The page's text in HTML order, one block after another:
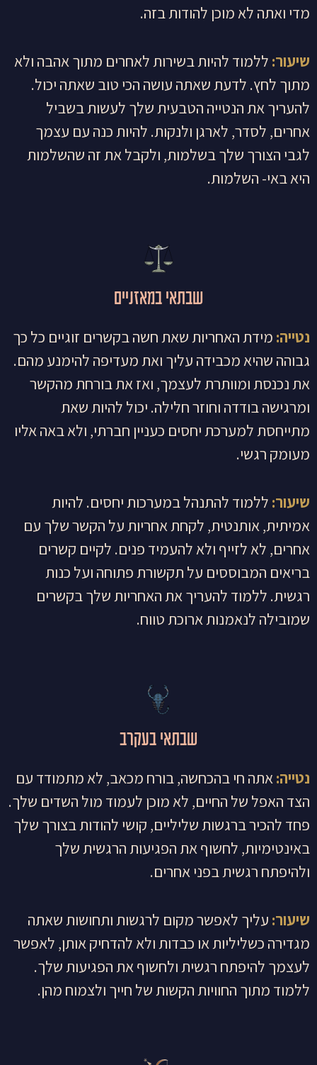
מדי ואתה לא מוכן להודות בזה.
שיעור: ללמוד להיות בשירות לאחרים מתוך אהבה ולא
מתוך לחץ. לדעת שאתה עושה הכי טוב שאתה יכול.
להעריך את הנטייה הטבעית שלך לעשות בשביל
אחרים, לסדר, לארגן ולנקות. להיות כנה עם עצמך
לגבי הצורך שלך בשלמות, ולקבל את זה שהשלמות
היא באי- השלמות.
שבתאי במאזניים
נטייה: מידת האחריות שאת חשה בקשרים זוגיים כל כך
גבוהה שהיא מכבידה עליך ואת מעדיפה להימנע מהם.
את נכנסת ומוותרת לעצמך, ואז את בורחת מהקשר
ומרגישה בודדה וחוזר חלילה. יכול להיות שאת
מתייחסת למערכת יחסים כעניין חברתי, ולא באה אליו
מעומק רגשי.
שיעור: ללמוד להתנהל במערכות יחסים. להיות
אמיתית, אותנטית, לקחת אחריות על הקשר שלך עם
אחרים, לא לזייף ולא להעמיד פנים. לקיים קשרים
בריאים המבוססים על תקשורת פתוחה ועל כנות
רגשית. ללמוד להעריך את האחריות שלך בקשרים
שמובילה לנאמנות ארוכת טווח.
שבתאי בעקרב
נטייה:אתה חי בהכחשה, בורח מכאב, לא מתמודד עם
הצד האפל של החיים, לא מוכן לעמוד מול השדים שלך.
פחד להכיר ברגשות שליליים, קושי להודות בצורך שלך
באינטימיות, לחשוף את הפגיעות הרגשית שלך
ולהיפתח רגשית בפני אחרים.
שיעור: עליך לאפשר מקום לרגשות ותחושות שאתה
מגדירה כשליליות או כבדות ולא להדחיק אותן, לאפשר
לעצמך להיפתח רגשית ולחשוף את הפגיעות שלך.
ללמוד מתוך החוויות הקשות של חייך ולצמוח מהן.